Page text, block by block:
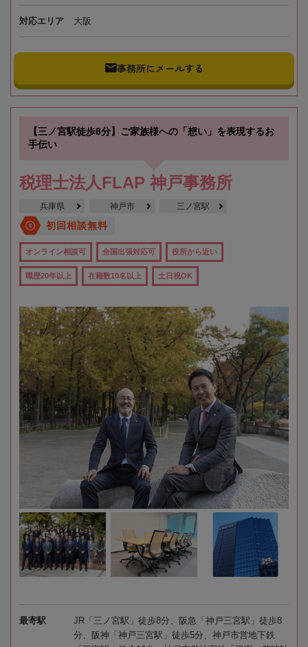
対応エリア 大阪
事務所にメールする
【三ノ宮駅徒歩8分】ご家族様への「想い」を表現するお
手伝い
税理士法人FLAP 神戸事務所
兵庫県 神戸市 三ノ宮駅
初回相談無料
オンライン相談可 全国出張対応可 役所から近い
職歴20年以上 在籍数10名以上 土日祝OK
最寄駅
JR「三ノ宮駅」徒歩8分、阪急「神戸三宮駅」徒歩8
分、阪神「神戸三宮駅」徒歩5分、神戸市営地下鉄